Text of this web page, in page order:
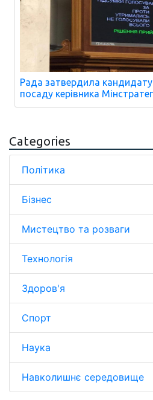
Рада затвердила
посаду керівника
Categories
Політика
Бізнес
Мистецтво та розваги
Технологія
Здоров'я
Спорт
Наука
Навколишнє середовище